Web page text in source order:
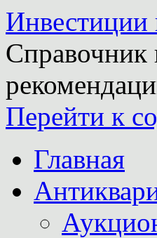
Инвестиции
Справочник
Перейти к
Главная